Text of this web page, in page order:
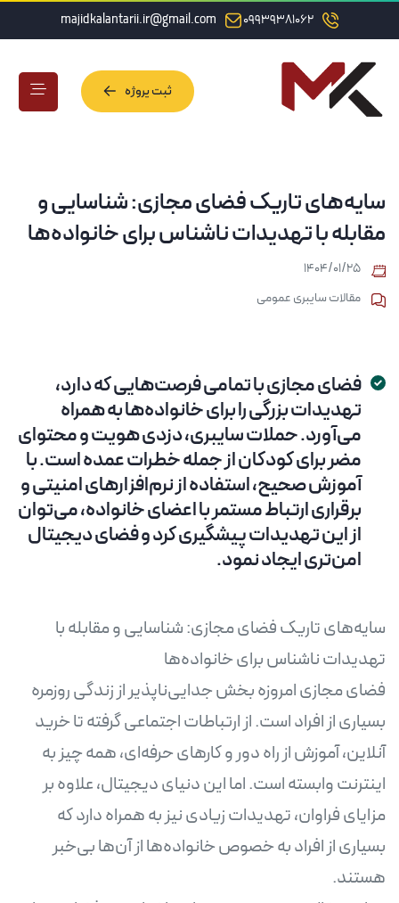
09939381062
majidkalantarii.ir@gmail.com
ثبت پروژه
سایه‌های تاریک فضای مجازی: شناسایی و
مقابله با تهدیدات ناشناس برای خانواده‌ها
۱۴۰۴/۰۱/۲۵
مقالات سایبری عمومی
فضای مجازی با تمامی فرصت‌هایی که دارد،
تهدیدات بزرگی را برای خانواده‌ها به همراه
می‌آورد. حملات سایبری، دزدی هویت و محتوای
مضر برای کودکان از جمله خطرات عمده است. با
آموزش صحیح، استفاده از نرم‌افزارهای امنیتی و
برقراری ارتباط مستمر با اعضای خانواده، می‌توان
از این تهدیدات پیشگیری کرد و فضای دیجیتال
امن‌تری ایجاد نمود.
سایه‌های تاریک فضای مجازی: شناسایی و مقابله با
فضای مجازی امروزه بخش جدایی‌ناپذیر از زندگی روزمره
بسیاری از افراد است. از ارتباطات اجتماعی گرفته تا خرید
آنلاین، آموزش از راه دور و کارهای حرفه‌ای، همه چیز به
اینترنت وابسته است. اما این دنیای دیجیتال، علاوه بر
مزایای فراوان، تهدیدات زیادی نیز به همراه دارد که
بسیاری از افراد به خصوص خانواده‌ها از آن‌ها بی‌خبر